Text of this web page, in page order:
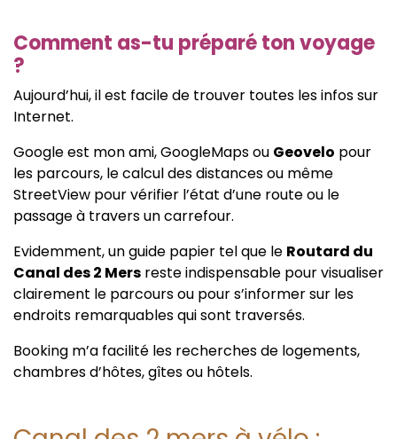
Comment as-tu préparé ton voyage
?
Aujourd’hui, il est facile de trouver toutes les infos sur
Internet.
Google est mon ami, GoogleMaps ou Geovelo pour
les parcours, le calcul des distances ou même
StreetView pour vérifier l’état d’une route ou le
passage à travers un carrefour.
Evidemment, un guide papier tel que le Routard du
Canal des 2 Mers reste indispensable pour visualiser
clairement le parcours ou pour s’informer sur les
endroits remarquables qui sont traversés.
Booking m’a facilité les recherches de logements,
chambres d’hôtes, gîtes ou hôtels.